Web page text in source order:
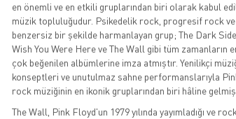
en önemli ve en etkili gruplarından biri olarak kabul
müzik topluluğudur. Psikedelik rock, progresif rock ve
benzersiz bir şekilde harmanlayan grup; The Dark
Wish You Were Here ve The Wall gibi tüm zamanların
çok beğenilen albümlerine imza atmıştır. Yenilikçi
konseptleri ve unutulmaz sahne performanslarıyla
rock müziğinin en ikonik gruplarından biri hâline
The Wall, Pink Floyd'un 1979 yılında yayımladığı ve